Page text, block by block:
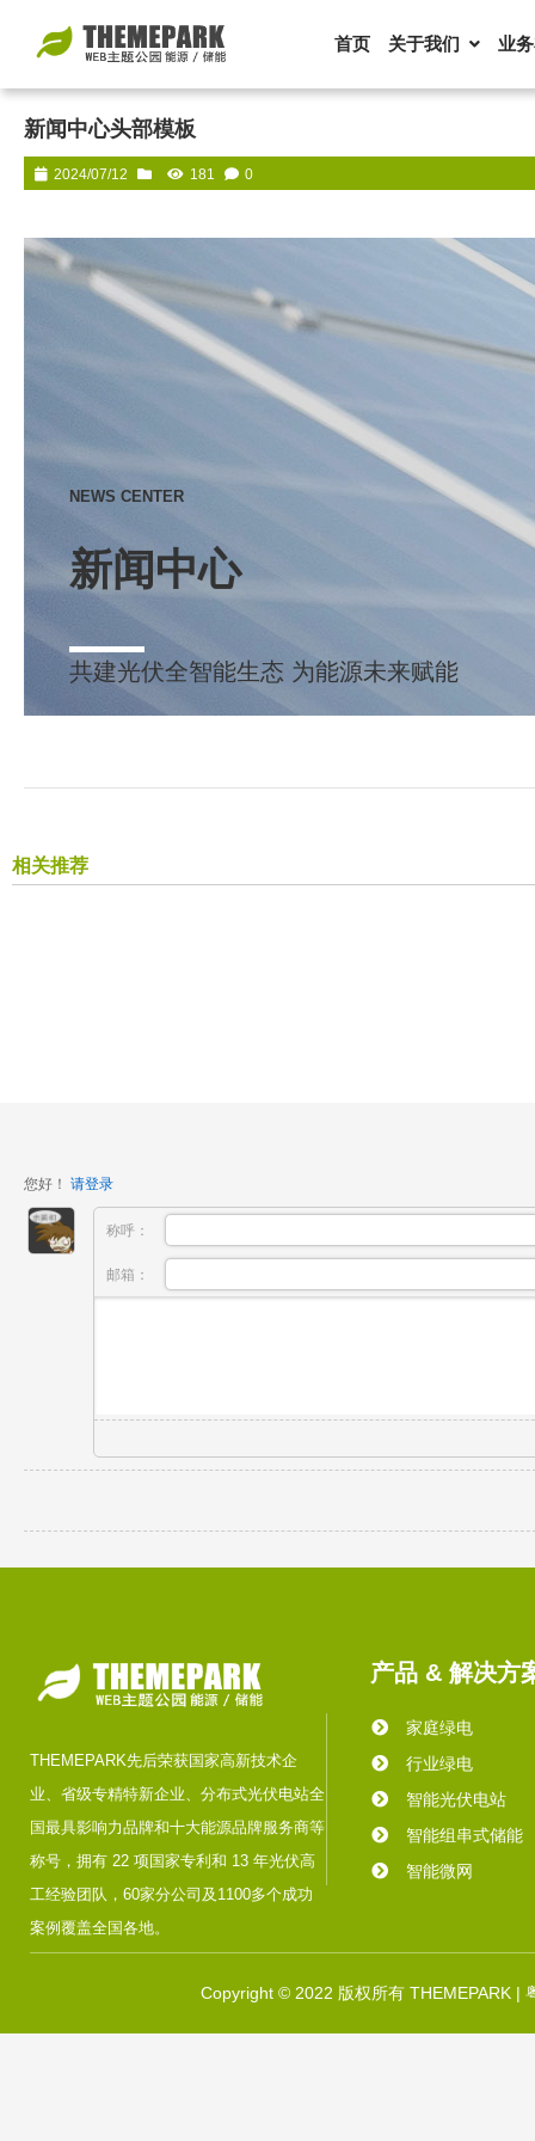
首页 关于我们 业
新闻中心头部模板
2024/07/12 181 0
NEWS CENTER
新闻中心
共建光伏全智能生态 为能源未来赋能
相关推荐
您好！ 请登录
称呼：
邮箱：
THEMEPARK先后荣获国家高新技术企
业、省级专精特新企业、分布式光伏电站全
国最具影响力品牌和十大能源品牌服务商等
称号，拥有 22 项国家专利和 13 年光伏高
工经验团队，60家分公司及1100多个成功
案例覆盖全国各地。
产品 & 解决方
家庭绿电
行业绿电
智能光伏电站
智能组串式储能
智能微网
Copyright © 2022 版权所有 THEMEPARK |